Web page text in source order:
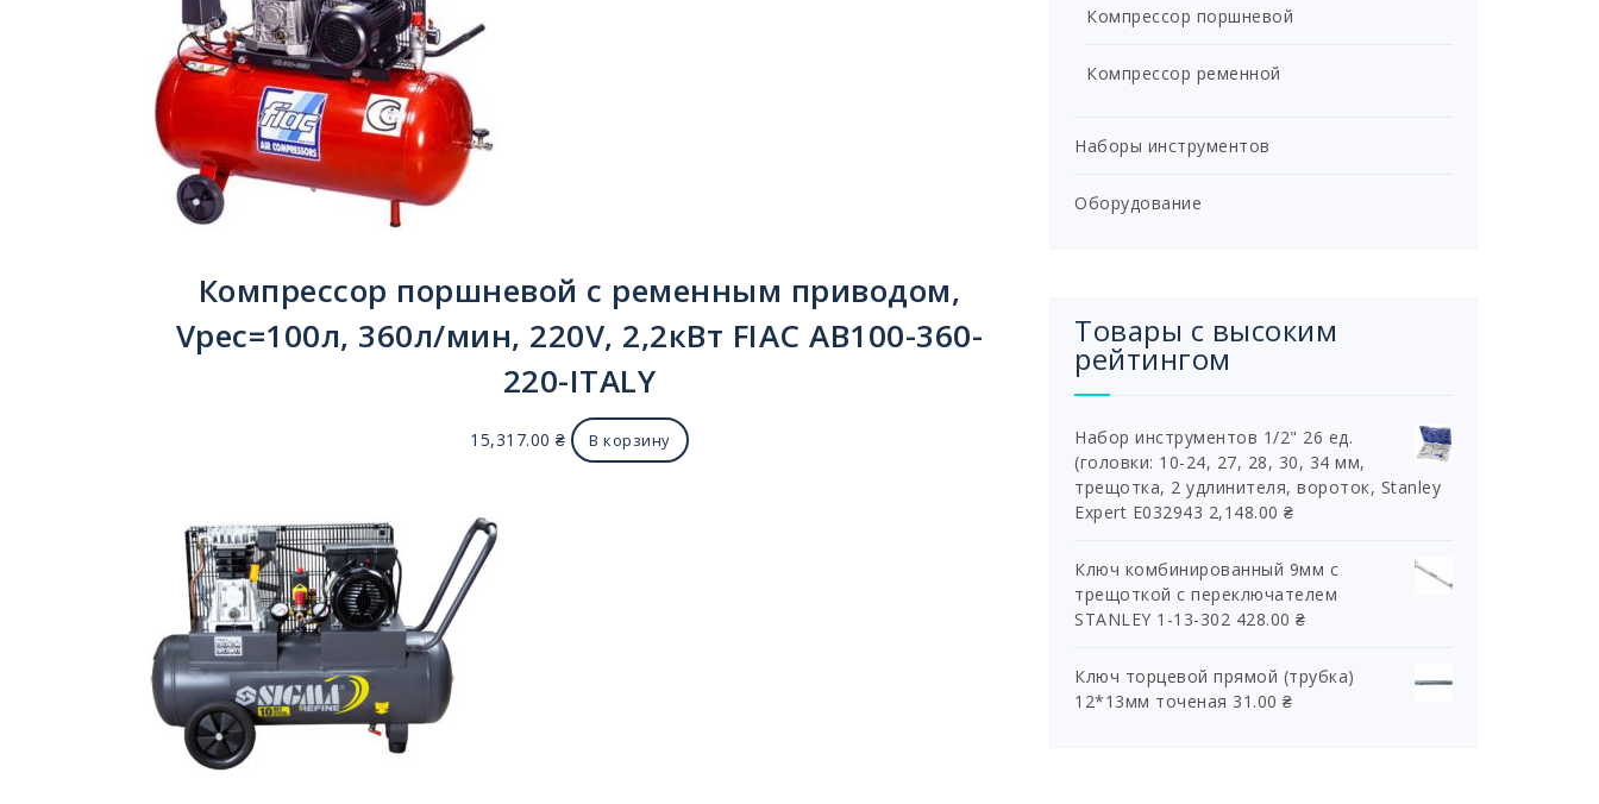
Компрессор поршневой с ременным приводом,
Vрес=100л, 360л/мин, 220V, 2,2кВт FIAC AB100-360-
220-ITALY
15,317.00₴ В корзину
Компрессор поршневой
Компрессор ременной
Наборы инструментов
Оборудование
Товары с высоким
рейтингом
Набор инструментов 1/2" 26 ед.
(головки: 10-24, 27, 28, 30, 34 мм,
трещотка, 2 удлинителя, вороток, Stanley
Expert E032943 2,148.00 ₴
Ключ комбинированный 9мм с
трещоткой с переключателем
STANLEY 1-13-302 428.00 ₴
Ключ торцевой прямой (трубка)
12*13мм точеная 31.00 ₴